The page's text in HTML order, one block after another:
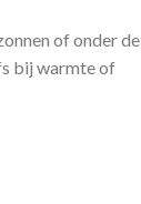
of onder de
bij warmte of